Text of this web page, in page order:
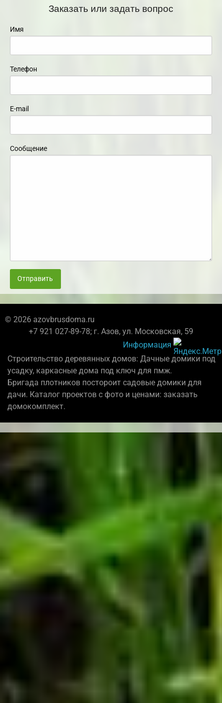
Заказать или задать вопрос
Имя
Телефон
E-mail
Сообщение
Отправить
© 2026 azovbrusdoma.ru
+7 921 027-89-78; г. Азов, ул. Московская, 59
Информация
Строительство деревянных домов: Дачные домики под
усадку, каркасные дома под ключ для пмж.
Бригада плотников постороит садовые домики для
дачи. Каталог проектов с фото и ценами: заказать
домокомплект.